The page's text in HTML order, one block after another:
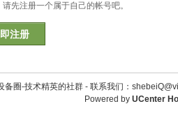
先注册一个属于自己的帐号吧。
注册
备圈-技术精英的社群 - 联系我们：
Powered by UCenter